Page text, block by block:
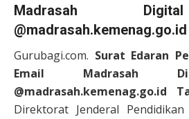
Madrasah
@madrasah.kemenag.go.id
Gurubagi.com. Surat Edaran
Email Madrasah
@madrasah.kemenag.go.id
Direktorat Jenderal